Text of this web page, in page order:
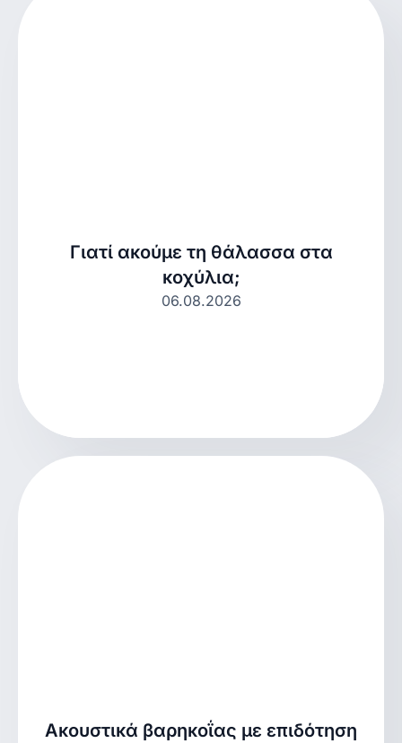
Γιατί ακούμε τη θάλασσα στα
κοχύλια;
06.08.2026
Ακουστικά βαρηκοΐας με επιδότηση